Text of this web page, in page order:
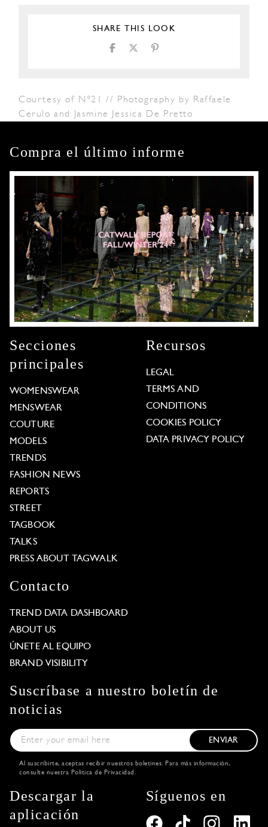
SHARE THIS LOOK
Courtesy of N°21 // Photography by Raffaele
Cerulo and Jasmine Jessica De Pretto
Compra el último informe
Secciones
principales
WOMENSWEAR
MENSWEAR
COUTURE
MODELS
TRENDS
FASHION NEWS
REPORTS
STREET
TAGBOOK
TALKS
PRESS ABOUT TAGWALK
Recursos
LEGAL
TERMS AND
CONDITIONS
COOKIES POLICY
DATA PRIVACY POLICY
Contacto
TREND DATA DASHBOARD
ABOUT US
ÚNETE AL EQUIPO
BRAND VISIBILITY
Suscríbase a nuestro boletín de
noticias
ENVIAR
Al suscribirte, aceptas recibir nuestros boletines. Para más información,
consulte nuestra Política de Privacidad .
Descargar la
aplicación
Síguenos en